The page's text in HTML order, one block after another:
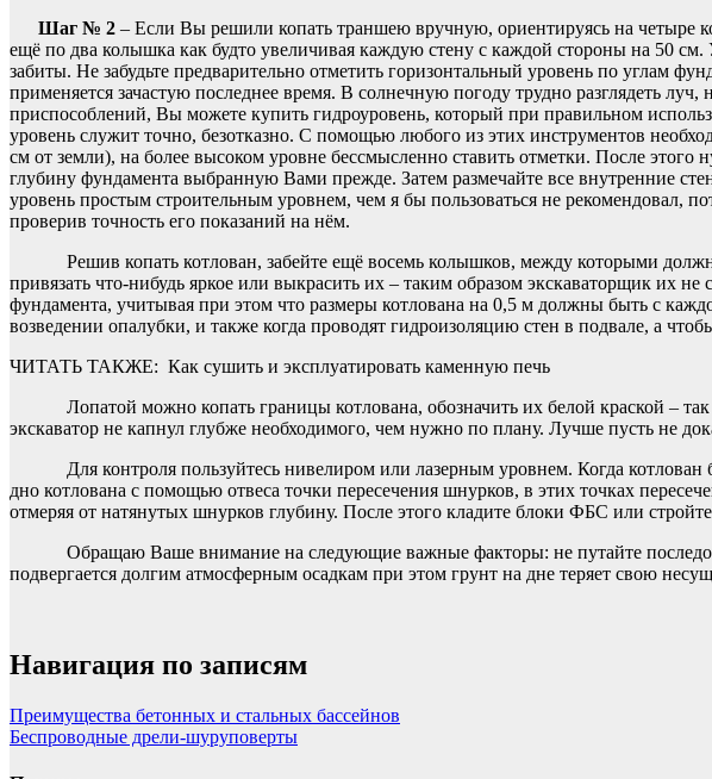
Шаг № 2 – Если Вы решили копать траншею вручную, ориентируясь на четыре
ещё по два колышка как будто увеличивая каждую стену с каждой стороны на 50
забиты. Не забудьте предварительно отметить горизонтальный уровень по углам
применяется зачастую последнее время. В солнечную погоду трудно разглядеть
приспособлений, Вы можете купить гидроуровень, который при правильном
уровень служит точно, безотказно. С помощью любого из этих инструментов
см от земли), на более высоком уровне бессмысленно ставить отметки. После
глубину фундамента выбранную Вами прежде. Затем размечайте все внутренние
уровень простым строительным уровнем, чем я бы пользоваться не рекомендовал,
проверив точность его показаний на нём.
Решив копать котлован, забейте ещё восемь колышков, между которыми
привязать что-нибудь яркое или выкрасить их – таким образом экскаваторщик их
фундамента, учитывая при этом что размеры котлована на 0,5 м должны быть с
возведении опалубки, и также когда проводят гидроизоляцию стен в подвале, а
ЧИТАТЬ ТАКЖЕ: Как сушить и эксплуатировать каменную печь
Лопатой можно копать границы котлована, обозначить их белой краской –
экскаватор не капнул глубже необходимого, чем нужно по плану. Лучше пусть не
Для контроля пользуйтесь нивелиром или лазерным уровнем. Когда котлован
дно котлована с помощью отвеса точки пересечения шнурков, в этих точках
отмеряя от натянутых шнурков глубину. После этого кладите блоки ФБС или
Обращаю Ваше внимание на следующие важные факторы: не путайте
подвергается долгим атмосферным осадкам при этом грунт на дне теряет свою
Навигация по записям
Преимущества бетонных и стальных бассейнов
Беспроводные дрели-шуруповерты